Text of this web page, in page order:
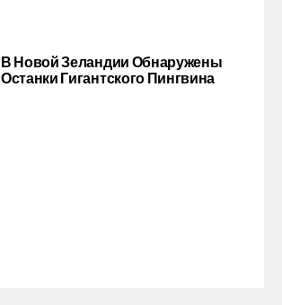
В Новой Зеландии Обнаружены
Останки Гигантского Пингвина